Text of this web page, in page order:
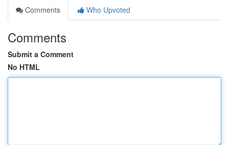
Comments
Who Upvoted
Comments
Submit a Comment
No HTML